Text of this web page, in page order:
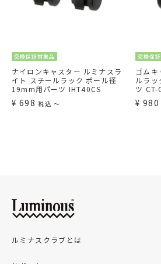
交換保証対象品
ナイロンキャスター ルミナスラ
イト スチールラック ポール径
19mm用パーツ IHT40CS
¥ 698 税込 〜
交換保
ゴム
ルラ
ツ CT-
¥ 980
ルミナスクラブとは